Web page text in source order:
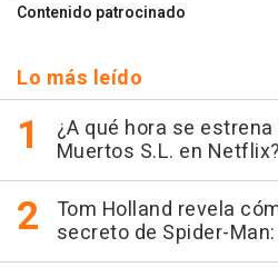
Contenido patrocinado
Lo más leído
¿A qué hora se
Muertos S.L. en Netflix?
Tom Holland revela
secreto de Spider-